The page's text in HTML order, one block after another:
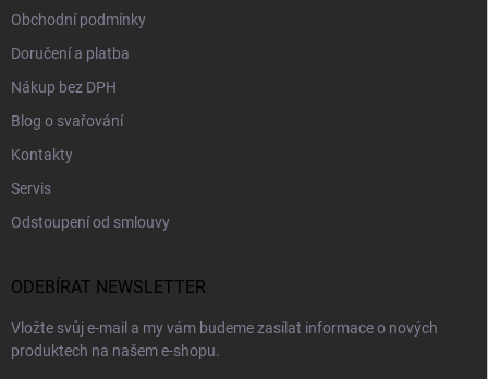
Obchodní podmínky
Doručení a platba
Nákup bez DPH
Blog o svařování
Kontakty
Servis
Odstoupení od smlouvy
ODEBÍRAT NEWSLETTER
Vložte svůj e-mail a my vám budeme zasílat informace o nových
produktech na našem e-shopu.